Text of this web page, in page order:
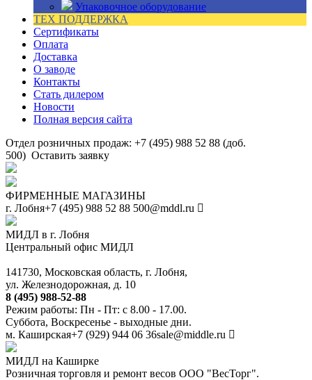
Упаковочное оборудование
ТЕХ ПОДДЕРЖКА
Сертификаты
Оплата
Доставка
О заводе
Контакты
Стать дилером
Новости
Полная версия сайта
Отдел розничных продаж: +7 (495) 988 52 88 (доб.
500) Оставить заявку
ФИРМЕННЫЕ МАГАЗИНЫ
г. Лобня+7 (495) 988 52 88 500@mddl.ru
МИДЛ в г. Лобня
Центральный офис МИДЛ
141730, Московская область, г. Лобня,
ул. Железнодорожная, д. 10
8 (495) 988-52-88
Режим работы: Пн - Пт: с 8.00 - 17.00.
Суббота, Воскресенье - выходные дни.
м. Каширская+7 (929) 944 06 36sale@middle.ru
МИДЛ на Каширке
Розничная торговля и ремонт весов ООО "ВесТорг".